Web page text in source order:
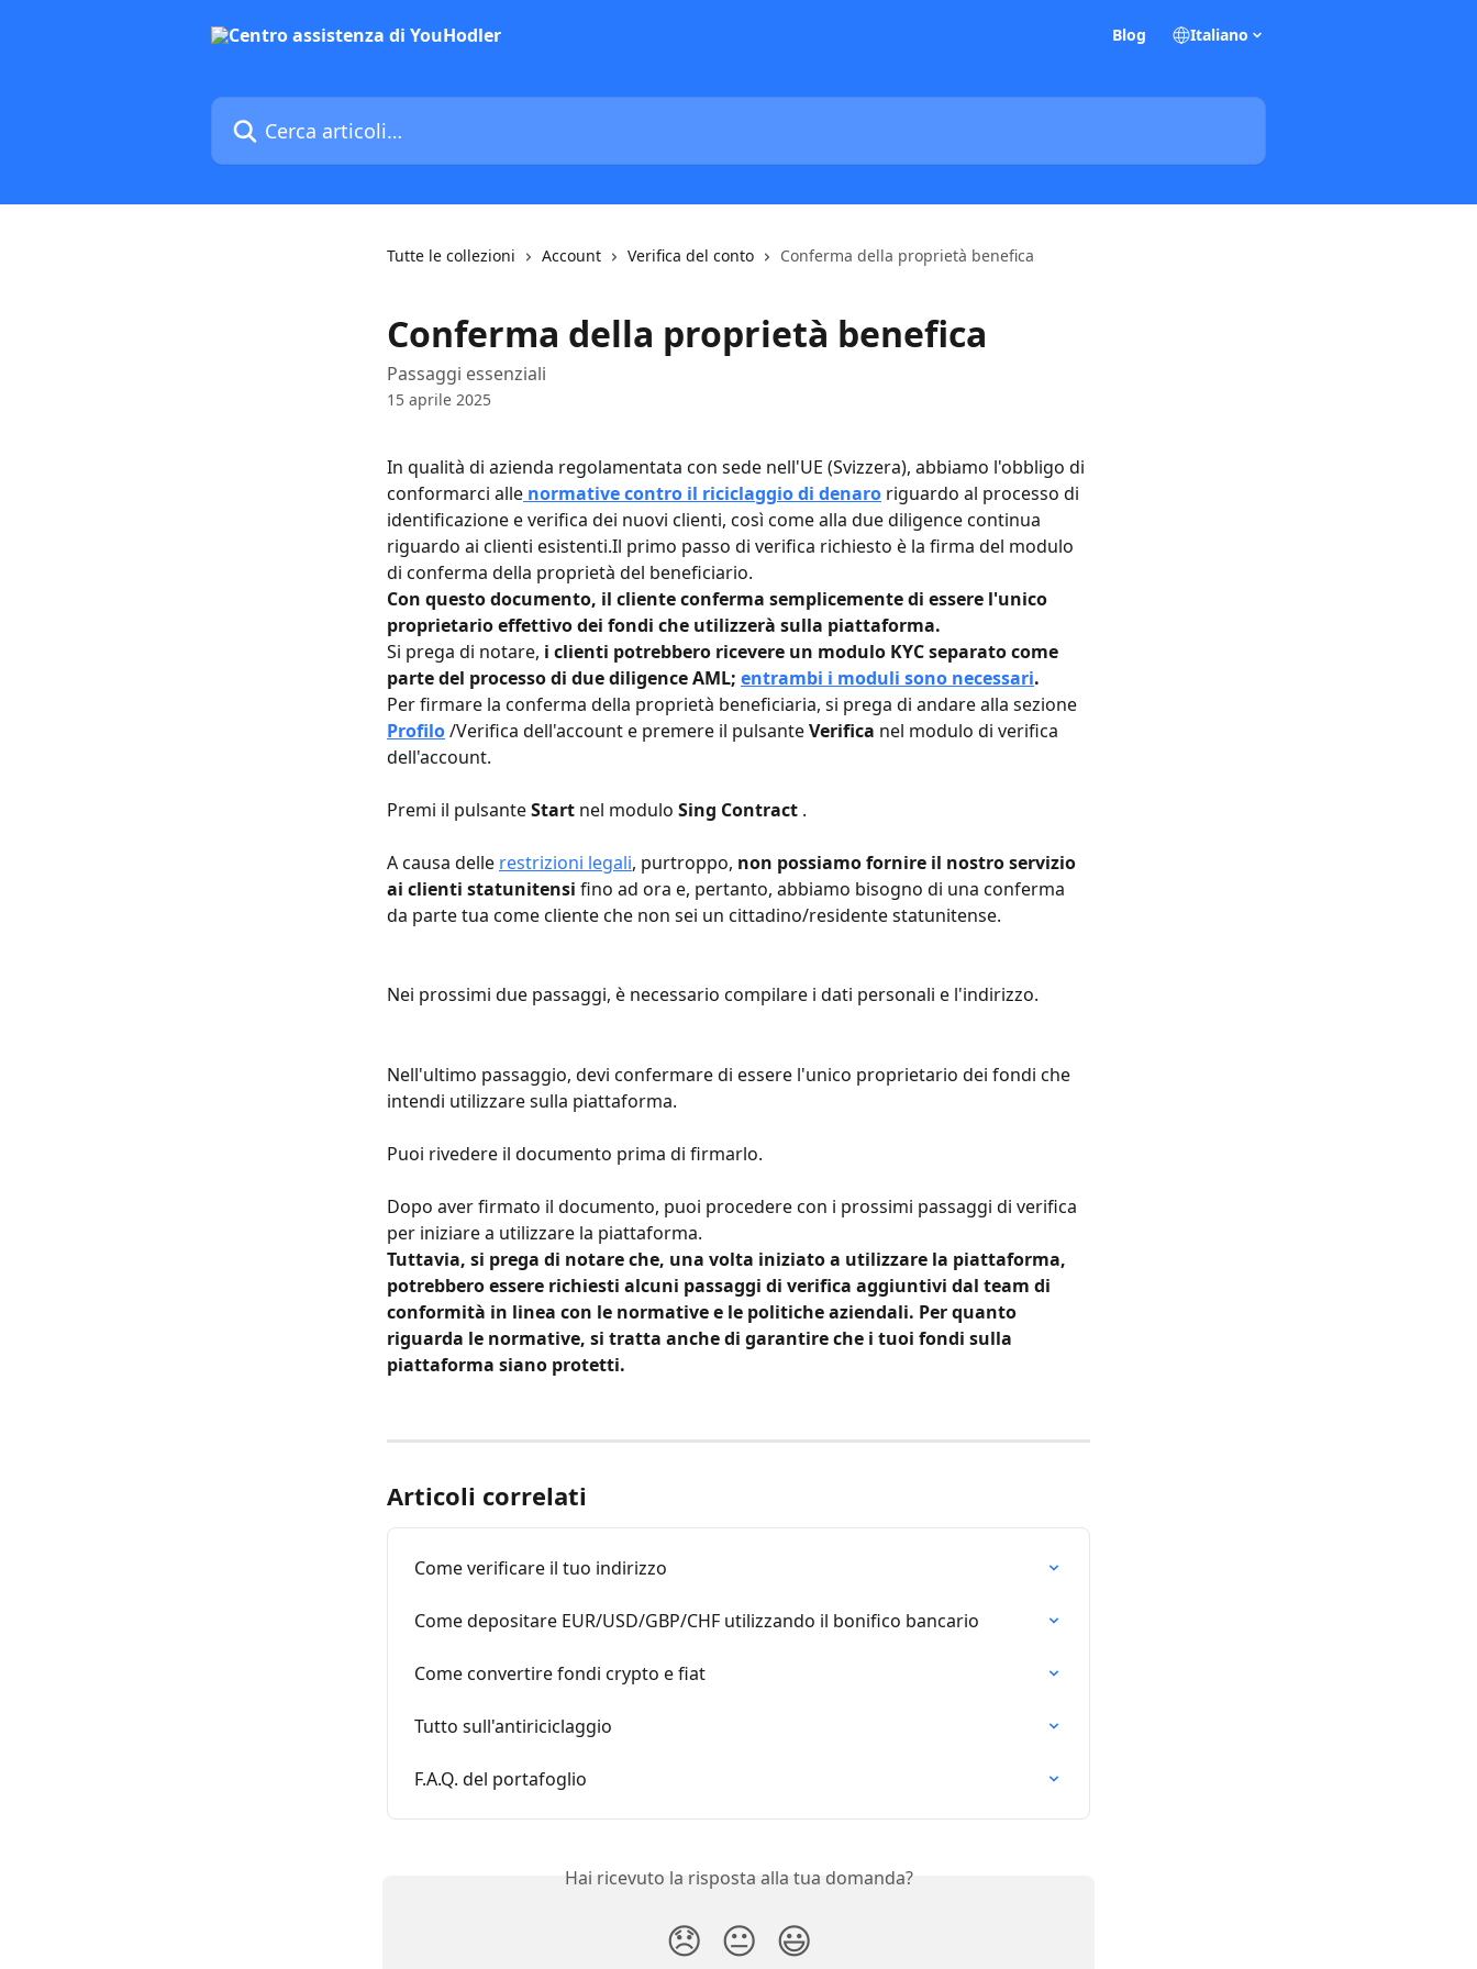
Blog Italiano
Cerca articoli…
Tutte le collezioni Account Verifica del conto Conferma della proprietà benefica
Conferma della proprietà benefica
Passaggi essenziali
15 aprile 2025
In qualità di azienda regolamentata con sede nell'UE (Svizzera), abbiamo l'obbligo di
conformarci alle normative contro il riciclaggio di denaro riguardo al processo di
identificazione e verifica dei nuovi clienti, così come alla due diligence continua
riguardo ai clienti esistenti.Il primo passo di verifica richiesto è la firma del modulo
di conferma della proprietà del beneficiario.
Con questo documento, il cliente conferma semplicemente di essere l'unico
proprietario effettivo dei fondi che utilizzerà sulla piattaforma.
Si prega di notare, i clienti potrebbero ricevere un modulo KYC separato come
parte del processo di due diligence AML; entrambi i moduli sono necessari.
Per firmare la conferma della proprietà beneficiaria, si prega di andare alla sezione
Profilo/Verifica dell'account e premere il pulsante Verifica nel modulo di verifica
dell'account.
Premi il pulsante Start nel modulo Sing Contract .
A causa delle restrizioni legali, purtroppo, non possiamo fornire il nostro servizio
ai clienti statunitensi fino ad ora e, pertanto, abbiamo bisogno di una conferma
da parte tua come cliente che non sei un cittadino/residente statunitense.
Nei prossimi due passaggi, è necessario compilare i dati personali e l'indirizzo.
Nell'ultimo passaggio, devi confermare di essere l'unico proprietario dei fondi che
intendi utilizzare sulla piattaforma.
Puoi rivedere il documento prima di firmarlo.
Dopo aver firmato il documento, puoi procedere con i prossimi passaggi di verifica
per iniziare a utilizzare la piattaforma.
Tuttavia, si prega di notare che, una volta iniziato a utilizzare la piattaforma,
potrebbero essere richiesti alcuni passaggi di verifica aggiuntivi dal team di
conformità in linea con le normative e le politiche aziendali. Per quanto
riguarda le normative, si tratta anche di garantire che i tuoi fondi sulla
piattaforma siano protetti.
Articoli correlati
Come verificare il tuo indirizzo
Come depositare EUR/USD/GBP/CHF utilizzando il bonifico bancario
Come convertire fondi crypto e fiat
Tutto sull'antiriciclaggio
F.A.Q. del portafoglio
Hai ricevuto la risposta alla tua domanda?
😞 😐 😃